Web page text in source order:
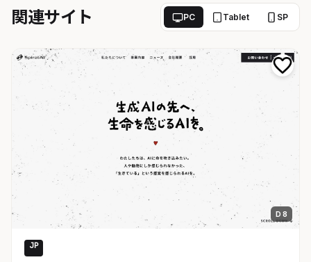
関連サイト PC Tablet SP
D 8
JP